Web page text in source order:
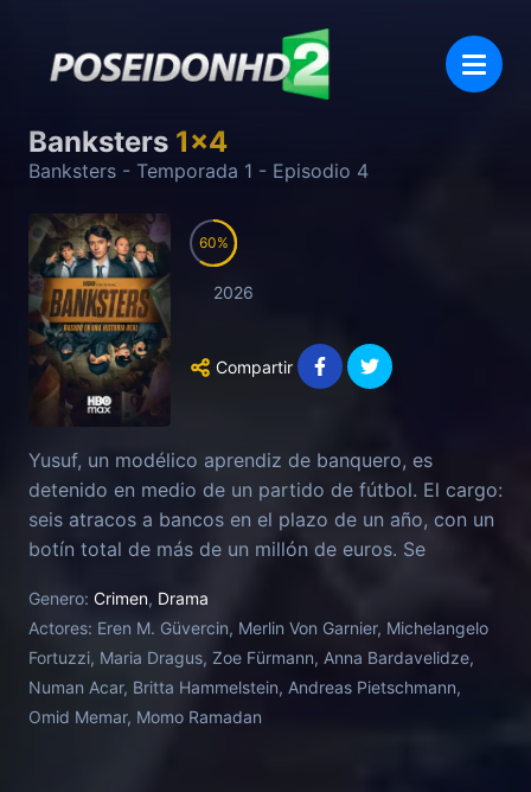
Banksters 1x4
Banksters - Temporada 1 - Episodio 4
60
2026
Compartir
Yusuf, un modélico aprendiz de banquero, es
detenido en medio de un partido de fútbol. El cargo:
seis atracos a bancos en el plazo de un año, con un
botín total de más de un millón de euros. Se
a sus cómplices y devuelva el dinero. Pero le han
robado su parte y Yusuf permanece en silencio.
¿Quién le ha delatado, y solo a él?
Genero: Crimen, Drama
Actores: Eren M. Güvercin, Merlin Von Garnier, Michelangelo
Fortuzzi, Maria Dragus, Zoe Fürmann, Anna Bardavelidze,
Numan Acar, Britta Hammelstein, Andreas Pietschmann,
Omid Memar, Momo Ramadan